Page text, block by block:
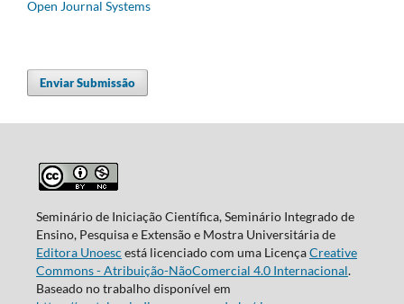
Open Journal Systems
Enviar Submissão
Seminário de Iniciação Científica, Seminário Integrado de
Ensino, Pesquisa e Extensão e Mostra Universitária de
Editora Unoesc está licenciado com uma LicençaCreative
Commons - Atribuição-NãoComercial 4.0 Internacional.
Baseado no trabalho disponível em